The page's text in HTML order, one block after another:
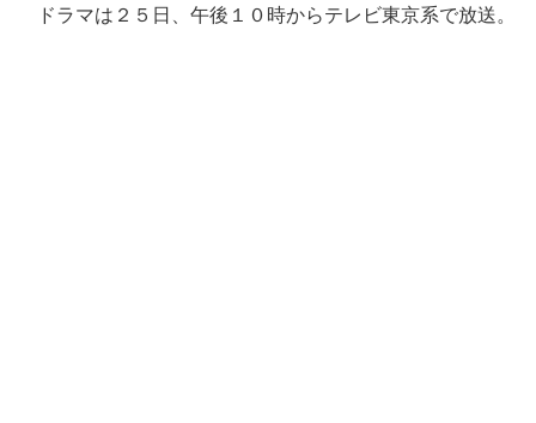
ドラマは２５日、午後１０時からテレビ東京系で放送。